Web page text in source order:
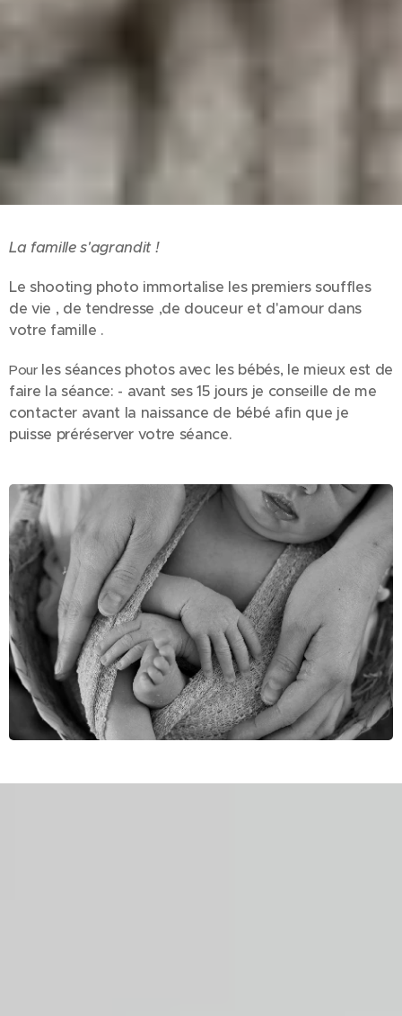
La famille s'agrandit !
Le shooting photo immortalise les premiers souffles
de vie , de tendresse ,de douceur et d'amour dans
votre famille .
Pourles séances photos avec les bébés, le mieux est de
faire la séance: - avant ses 15 jours je conseille de me
contacter avant la naissance de bébé afin que je
puisse préréserver votre séance.